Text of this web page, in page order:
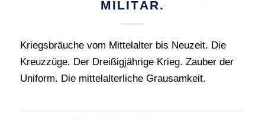
MILITÄR.
Kriegsbräuche vom Mittelalter bis Neuzeit. Die
Kreuzzüge. Der Dreißigjährige Krieg. Zauber der
Uniform. Die mittelalterliche Grausamkeit.